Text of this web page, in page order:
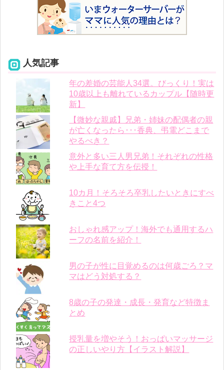
人気記事
年の差婚の芸能人34選。びっくり！実は
10歳以上も離れているカップル【随時更
新】
【微妙な親戚】兄弟・姉妹の配偶者の親
が亡くなったら･･･香典、弔電どこまで
やるべき？
意外と多い三人男兄弟！それぞれの性格
や上手な育て方を伝授！
10カ月！そろそろ卒乳したいときにすべ
きこと4つ
おしゃれ感アップ！海外でも通用するハ
ーフの名前を紹介！
男の子が性に目覚めるのは何歳ごろ？マ
マはどう対処する？
8歳の子の発達・成長・発育など特徴ま
とめ
授乳量を増やそう！おっぱいマッサージ
の正しいやり方【イラスト解説】